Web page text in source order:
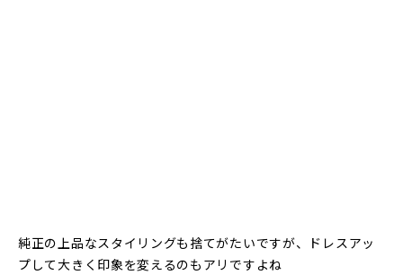
純正の上品なスタイリングも捨てがたいですが、ドレスアッ
プして大きく印象を変えるのもアリですよね